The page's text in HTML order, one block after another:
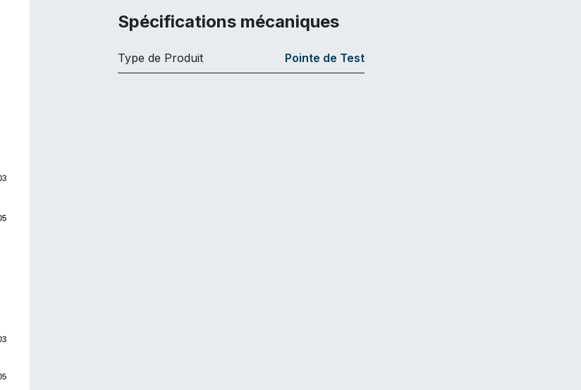
Spécifications mécaniques
Type de Produit Pointe de Test